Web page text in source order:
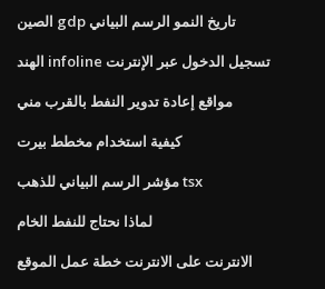
الصين gdp تاريخ النمو الرسم البياني
الهند infoline تسجيل الدخول عبر الإنترنت
مواقع إعادة تدوير النفط بالقرب مني
كيفية استخدام مخطط بيرت
مؤشر الرسم البياني للذهب tsx
لماذا نحتاج للنفط الخام
الانترنت على الانترنت خطة عمل الموقع